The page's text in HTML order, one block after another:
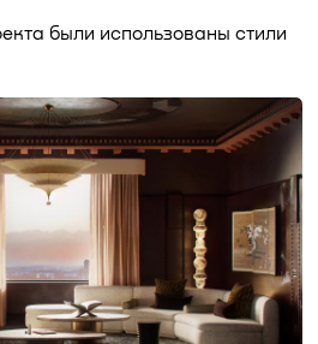
были использованы стили